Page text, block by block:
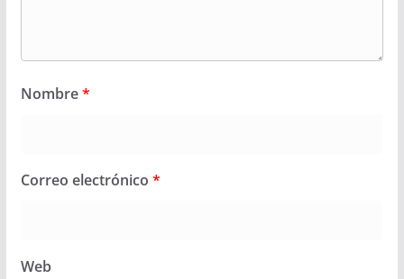
Nombre*
Correo electrónico *
Web